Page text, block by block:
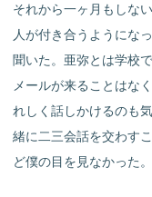
それから一ヶ月もしな
人が付き合うようにな
聞いた。亜弥とは学校
メールが来ることはな
れしく話しかけるのも
緒に二三会話を交わす
ど僕の目を見なかった。